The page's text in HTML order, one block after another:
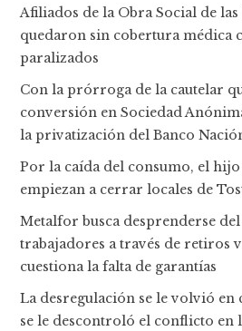
Afiliados de la Obra Social de las
quedaron sin cobertura médica
paralizados
Con la prórroga de la cautelar
conversión en Sociedad
la privatización del Banco
Por la caída del consumo, el
empiezan a cerrar locales de
Metalfor busca desprenderse del
trabajadores a través de retiros
cuestiona la falta de garantías
La desregulación se le volvió
se le descontroló el conflicto en